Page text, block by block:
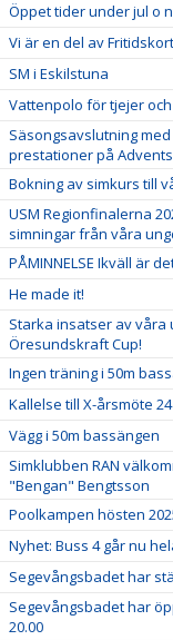
Öppet tider under jul o
Vi är en del av
SM i Eskilstuna
Vattenpolo för tjejer
Säsongsavslutning
prestationer på
Bokning av simkurs till
USM Regionfinalerna
simningar från våra
PÅMINNELSE Ikväll är
He made it!
Starka insatser av
Öresundskraft Cup!
Ingen träning i 50m
Kallelse till X-årsmöte
Vägg i 50m bassängen
Simklubben RAN
"Bengan" Bengtsson
Poolkampen hösten
Nyhet: Buss 4 går nu
Segevångsbadet har
Segevångsbadet har
20.00